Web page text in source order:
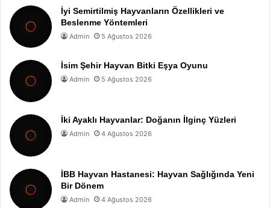
İyi Semirtilmiş Hayvanların Özellikleri ve
Beslenme Yöntemleri
Admin 5 Ağustos 2026
İsim Şehir Hayvan Bitki Eşya Oyunu
Admin 5 Ağustos 2026
İki Ayaklı Hayvanlar: Doğanın İlginç Yüzleri
Admin 4 Ağustos 2026
İBB Hayvan Hastanesi: Hayvan Sağlığında Yeni
Bir Dönem
Admin 4 Ağustos 2026